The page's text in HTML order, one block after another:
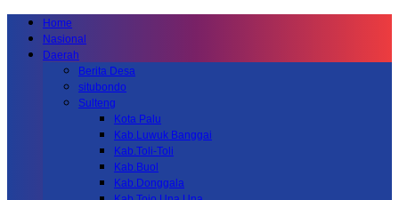
Home
Nasional
Daerah
Berita Desa
situbondo
Sulteng
Kota Palu
Kab.Luwuk Banggai
Kab.Toli-Toli
Kab.Buol
Kab.Donggala